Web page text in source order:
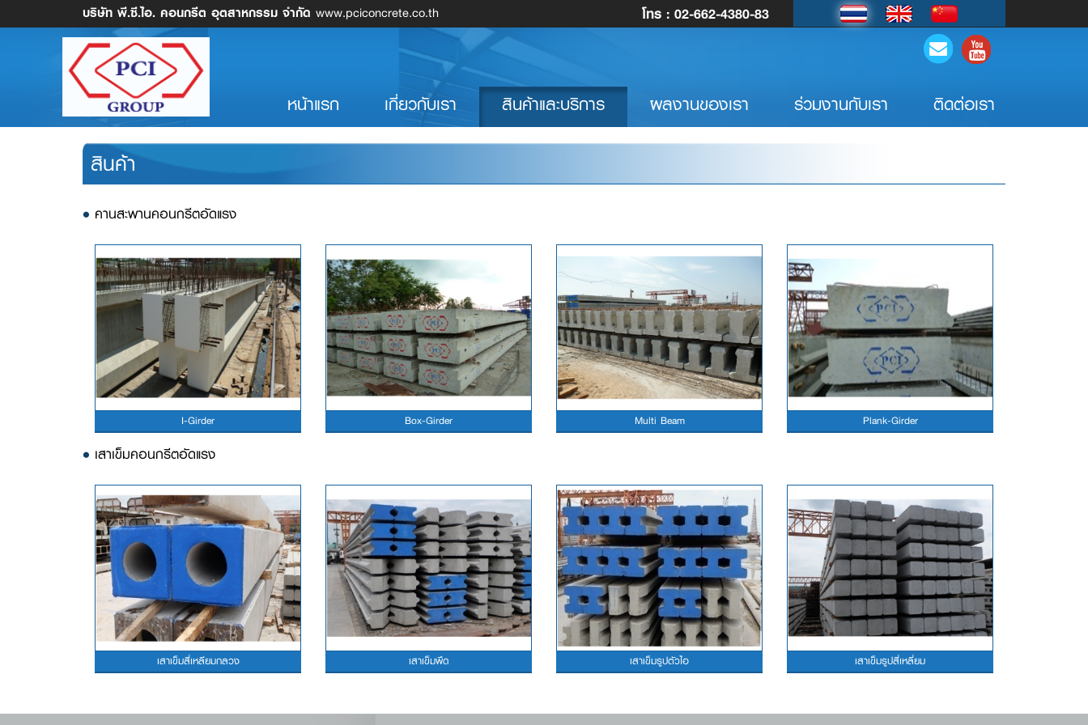
บริษัท พี.ซี.ไอ. คอนกรีต อุตสาหกรรม จำกัด www.pciconcrete.co.th โทร : 02-662-4380-83
หน้าแรก (current)เกี่ยวกับเรา สินค้าและบริการ ผลงานของเรา ร่วมงานกับเรา ติดต่อเรา
สินค้า
• คานสะพานคอนกรีตอัดแรง
I-Girder Box-Girder Multi Beam Plank-Girder
• เสาเข็มคอนกรีตอัดแรง
เสาเข็มสี่เหลียมกลวง เสาเข็มพืด เสาเข็มรูปตัวไอ เสาเข็มรูปสี่เหลี่ยม